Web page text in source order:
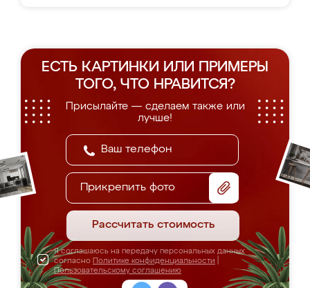
ЕСТЬ КАРТИНКИ ИЛИ ПРИМЕРЫ
ТОГО, ЧТО НРАВИТСЯ?
Присылайте — сделаем также или
лучше!
Прикрепить фото
Рассчитать стоимость
Я соглашаюсь на передачу персональных данных
согласно Политике конфиденциальности
Пользовательскому соглашению